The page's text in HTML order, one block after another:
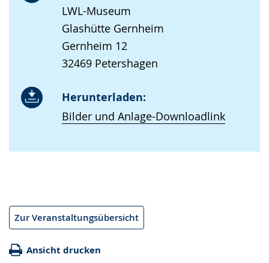
LWL-Museum
Glashütte Gernheim
Gernheim 12
32469 Petershagen
Herunterladen:
Bilder und Anlage-Downloadlink
Zur Veranstaltungsübersicht
Ansicht drucken